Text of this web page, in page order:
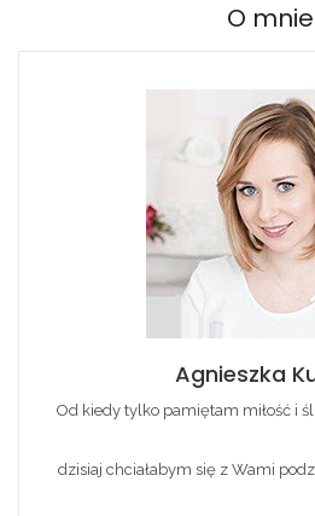
O mnie
Agnieszka
Od kiedy tylko pamiętam miłość i
dzisiaj chciałabym się z Wami